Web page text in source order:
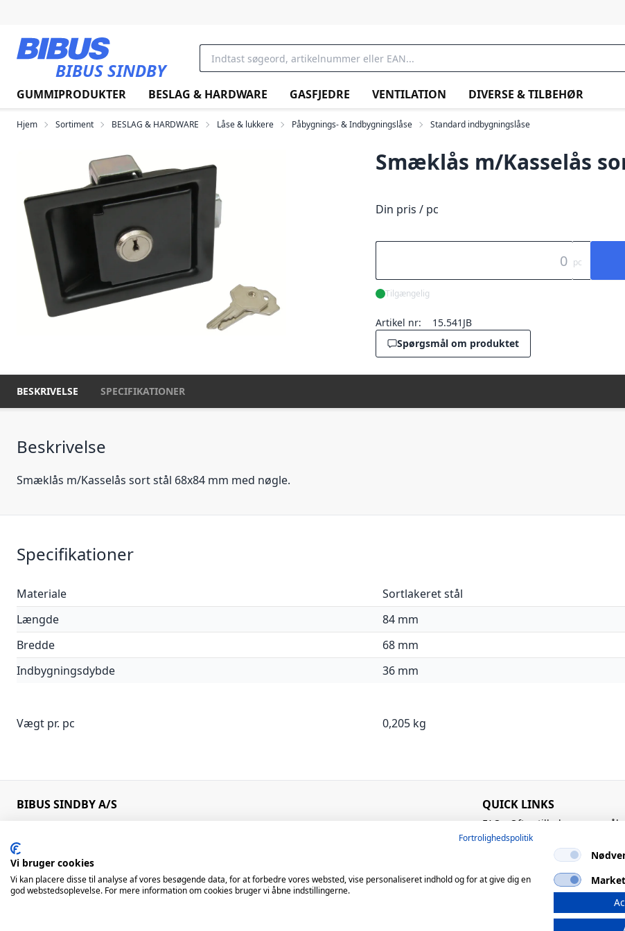
BIBUS SINDBY
GUMMIPRODUKTER BESLAG & HARDWARE GASFJEDRE VENTILATION DIVERSE & TILBEHØR
Hjem Sortiment BESLAG & HARDWARE Låse & lukkere Påbygnings- & Indbygningslåse Standard indbygningslåse
Smæklås m/Kasselås
Din pris / pc
pc
Tilgængelig
Artikel nr:
15.541JB
Spørgsmål om produktet
BESKRIVELSE SPECIFIKATIONER
Beskrivelse
Smæklås m/Kasselås sort stål 68x84 mm med nøgle.
Specifikationer
Materiale
Sortlakeret stål
Længde
84 mm
Bredde
68 mm
Indbygningsdybde
36 mm
Vægt pr. pc 0,205 kg
BIBUS SINDBY A/S
7100 Vejle
Denmark
Åbningstider
QUICK LINKS
FAQ - Ofte stillede spørgsmål
Kataloger
Om os
Fortrolighedspolitik
Vi bruger cookies
Vi kan placere disse til analyse af vores besøgende data, for at forbedre vores websted, vise personaliseret indhold og for at give dig en
god webstedsoplevelse. For mere information om cookies bruger vi åbne indstillingerne.